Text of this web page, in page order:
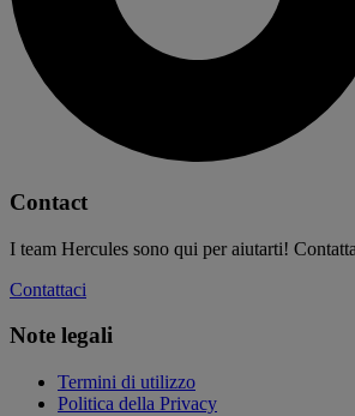
Contact
I team Hercules sono qui per aiutarti!
Contattaci
Note legali
Termini di utilizzo
Politica della Privacy